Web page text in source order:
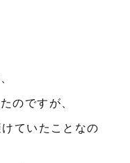
のですが、
ていたことなの